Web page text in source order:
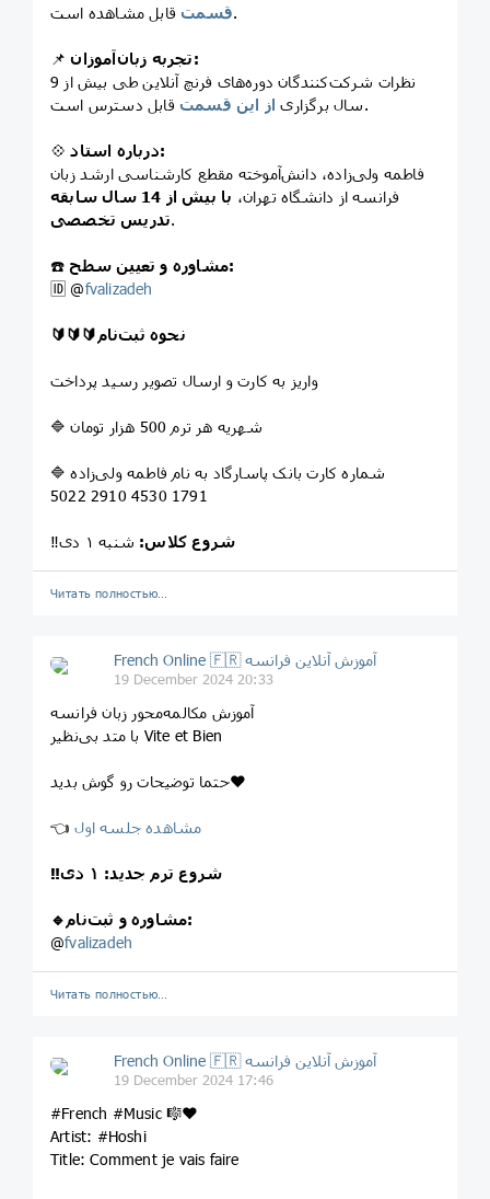
قسمتقابل مشاهده است.
📌
تجربه زبان‌آموزان:
نظرات شرکت‌کنندگان دوره‌های فرنچ آنلاین طی بیش از 9
سال برگزاری از این قسمت قابل دسترس است.
💠
درباره استاد:
فاطمه ولی‌زاده، دانش‌آموخته مقطع کارشناسی ارشد زبان
فرانسه از دانشگاه تهران، با
بیش از 14 سال سابقه
تدریس تخصصی.
☎️
مشاوره و تعیین سطح:
🆔 @fvalizadeh
🔰🔰🔰نحوه ثبت‌نام
واریز به کارت و ارسال تصویر رسید پرداخت
🔷 شهریه هر ترم 500 هزار تومان
🔷 شماره کارت بانک پاسارگاد به نام فاطمه ولی‌زاده
5022 2910 4530 1791
‼️ شروع کلاس: شنبه ۱ دی
Читать полностью…
French Online 🇫🇷 آموزش آنلاین فرانسه
19 December 2024 20:33
آموزش مکالمه‌محور زبان فرانسه
با متد بی‌نظیر Vite et Bien
حتما توضیحات رو گوش بدید❤️
👈مشاهده جلسه اول
‼️شروع ترم جدید: ۱ دی
🔹مشاوره و ثبت‌نام:
@fvalizadeh
Читать полностью…
French Online 🇫🇷 آموزش آنلاین فرانسه
19 December 2024 17:46
#French #Music 🎼❤️
Artist: #Hoshi
Title: Comment je vais faire